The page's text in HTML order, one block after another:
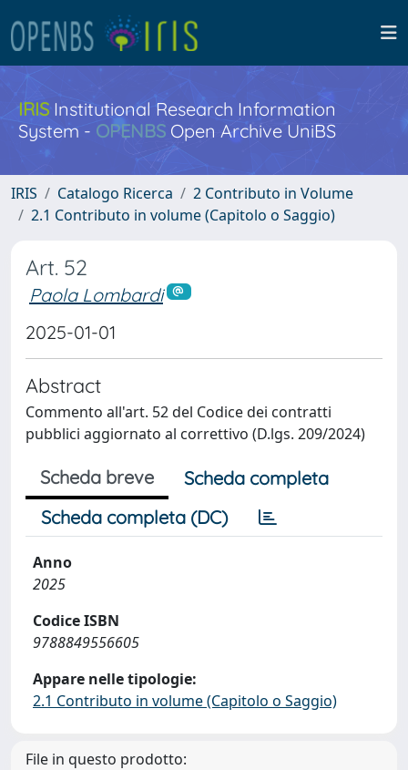
IRISInstitutional Research Information
System - OPENBS Open Archive UniBS
IRIS Catalogo Ricerca
2 Contributo in Volume
2.1 Contributo in volume (Capitolo o Saggio)
Art. 52
Paola Lombardi
2025-01-01
Abstract
Commento all'art. 52 del Codice dei contratti
pubblici aggiornato al correttivo (D.lgs. 209/2024)
Scheda breve
Scheda completa
Scheda completa (DC)
Anno
2025
Codice ISBN
9788849556605
Appare nelle tipologie:
2.1 Contributo in volume (Capitolo o Saggio)
File in questo prodotto: